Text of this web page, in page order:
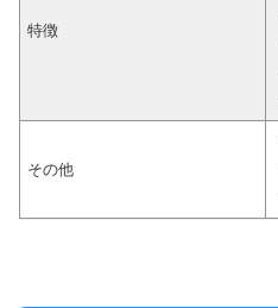
特徴
その他